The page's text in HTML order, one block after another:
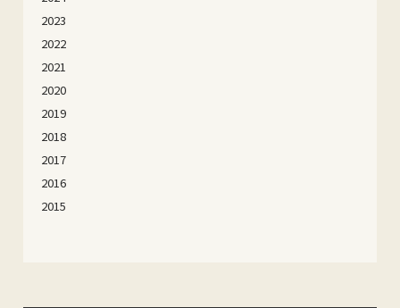
2023
2022
2021
2020
2019
2018
2017
2016
2015